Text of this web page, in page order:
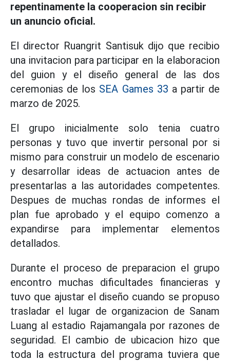
repentinamente la cooperacion sin recibir
un anuncio oficial.
El director Ruangrit Santisuk dijo que recibio
una invitacion para participar en la elaboracion
del guion y el diseño general de las dos
ceremonias de los SEA Games 33 a partir de
marzo de 2025.
El grupo inicialmente solo tenia cuatro
personas y tuvo que invertir personal por si
mismo para construir un modelo de escenario
y desarrollar ideas de actuacion antes de
presentarlas a las autoridades competentes.
Despues de muchas rondas de informes el
plan fue aprobado y el equipo comenzo a
expandirse para implementar elementos
detallados.
Durante el proceso de preparacion el grupo
encontro muchas dificultades financieras y
tuvo que ajustar el diseño cuando se propuso
trasladar el lugar de organizacion de Sanam
Luang al estadio Rajamangala por razones de
seguridad. El cambio de ubicacion hizo que
toda la estructura del programa tuviera que